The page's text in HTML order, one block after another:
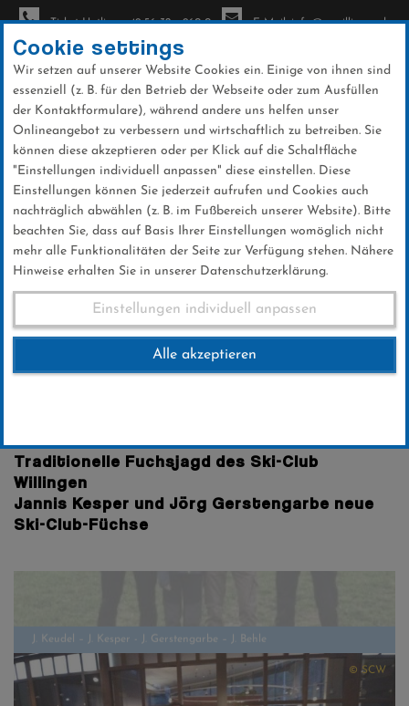
Direkt
zum
Inhalt
Ticket-Hotline: +49 56 32 - 960-0 E-Mail: info@sc-willingen.de
News
Fuchsjagd 2019
01 .Mai 2019
Traditionelle Fuchsjagd des Ski-Club
Willingen
Jannis Kesper und Jörg Gerstengarbe neue
Ski-Club-Füchse
© SCW
Cookie settings
Wir setzen auf unserer Website Cookies ein. Einige von ihnen sind
essenziell (z. B. für den Betrieb der Webseite oder zum Ausfüllen
der Kontaktformulare), während andere uns helfen unser
Onlineangebot zu verbessern und wirtschaftlich zu betreiben. Sie
können diese akzeptieren oder per Klick auf die Schaltfläche
"Einstellungen individuell anpassen" diese einstellen. Diese
Einstellungen können Sie jederzeit aufrufen und Cookies auch
nachträglich abwählen (z. B. im Fußbereich unserer Website). Bitte
beachten Sie, dass auf Basis Ihrer Einstellungen womöglich nicht
mehr alle Funktionalitäten der Seite zur Verfügung stehen. Nähere
Hinweise erhalten Sie in unserer Datenschutzerklärung.
Einstellungen individuell anpassen
Alle akzeptieren